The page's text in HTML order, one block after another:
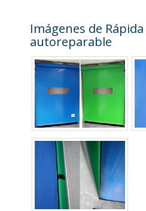
Imágenes de
autoreparable